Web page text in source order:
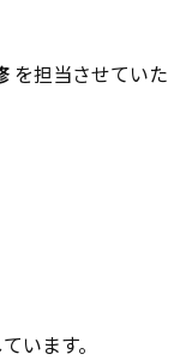
を担当させていた
います。